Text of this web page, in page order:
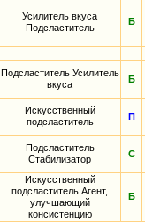
Усилитель вкуса
Подсластитель
Б
Подсластитель Усилитель
вкуса
Б
Искусственный
подсластитель
П
Подсластитель
Стабилизатор
С
Искусственный
подсластитель Агент,
улучшающий
консистенцию
Б